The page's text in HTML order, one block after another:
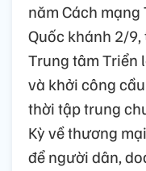
năm Cách
Quốc khánh 2/
Trung tâm Triển
và khởi công
thời tập trung
Kỳ về thương
để người dân,